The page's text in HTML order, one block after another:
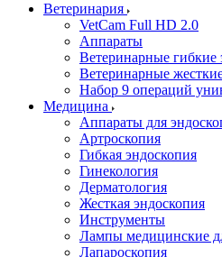
Ветеринария
VetCam Full HD 2.0
Аппараты
Ветеринарные гибкие
Ветеринарные
Набор 9 операций
Медицина
Аппараты для
Артроскопия
Гибкая эндоскопия
Гинекология
Дерматология
Жесткая эндоскопия
Инструменты
Лампы медицинские
Лапароскопия